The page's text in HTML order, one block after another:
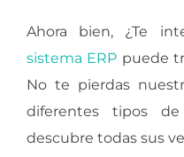
Ahora bien, ¿Te
sistema ERP puede
No te pierdas
diferentes tipos
descubre todas sus